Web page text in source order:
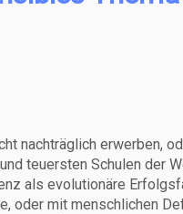
erwerben,
teuersten Schulen der
als evolutionäre
oder mit menschlichen